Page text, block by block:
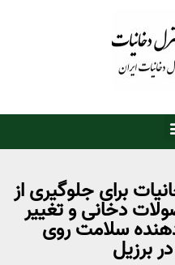
برای جلوگیری از
دخانی و تغییر
سلامت روی
برزیل